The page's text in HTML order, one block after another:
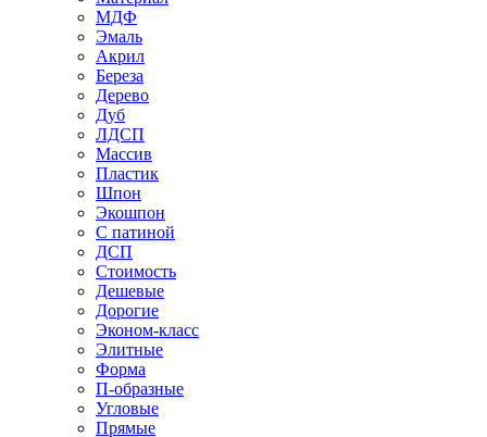
МДФ
Эмаль
Акрил
Береза
Дерево
Дуб
ЛДСП
Массив
Пластик
Шпон
Экошпон
С патиной
ДСП
Стоимость
Дешевые
Дорогие
Эконом-класс
Элитные
Форма
П-образные
Угловые
Прямые